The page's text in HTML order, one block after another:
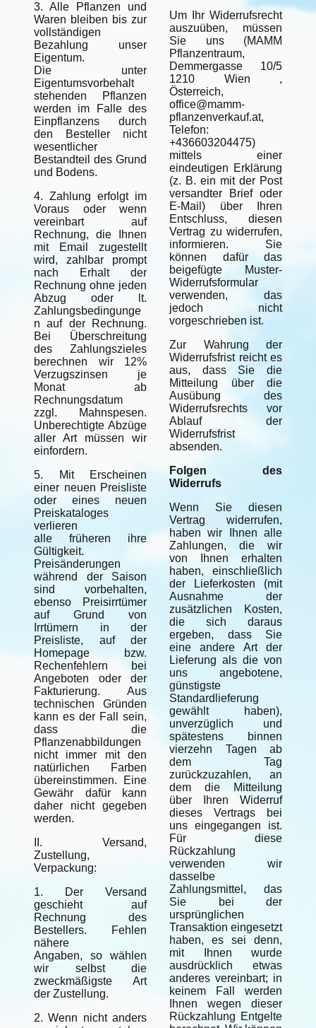
3. Alle Pflanzen und
Waren bleiben bis zur
vollständigen
Bezahlung unser
Eigentum.
Die unter
Eigentumsvorbehalt
stehenden Pflanzen
werden im Falle des
Einpflanzens durch
den Besteller nicht
wesentlicher
Bestandteil des Grund
und Bodens.
4. Zahlung erfolgt im
Voraus oder wenn
vereinbart auf
Rechnung, die Ihnen
mit Email zugestellt
wird, zahlbar prompt
nach Erhalt der
Rechnung ohne jeden
Abzug oder lt.
Zahlungsbedingunge
n auf der Rechnung.
Bei Überschreitung
des Zahlungszieles
berechnen wir 12%
Verzugszinsen je
Monat ab
Rechnungsdatum
zzgl. Mahnspesen.
Unberechtigte Abzüge
aller Art müssen wir
einfordern.
5. Mit Erscheinen
einer neuen Preisliste
oder eines neuen
Preiskataloges
verlieren
alle früheren ihre
Gültigkeit.
Preisänderungen
während der Saison
sind vorbehalten,
ebenso Preisirrtümer
auf Grund von
Irrtümern in der
Preisliste, auf der
Homepage bzw.
Rechenfehlern bei
Angeboten oder der
Fakturierung. Aus
technischen Gründen
kann es der Fall sein,
dass die
Pflanzenabbildungen
nicht immer mit den
natürlichen Farben
übereinstimmen. Eine
Gewähr dafür kann
daher nicht gegeben
werden.
II. Versand,
Zustellung,
Verpackung:
1. Der Versand
geschieht auf
Rechnung des
Bestellers. Fehlen
nähere
Angaben, so wählen
wir selbst die
zweckmäßigste Art
der Zustellung.
2. Wenn nicht anders
Um Ihr Widerrufsrecht
auszuüben, müssen
Sie uns (MAMM
Pflanzentraum,
Demmergasse 10/5
1210 Wien ,
Österreich,
office@mamm-
pflanzenverkauf.at,
Telefon:
+436603204475)
mittels einer
eindeutigen Erklärung
(z. B. ein mit der Post
versandter Brief oder
E-Mail) über Ihren
Entschluss, diesen
Vertrag zu widerrufen,
informieren. Sie
können dafür das
beigefügte Muster-
Widerrufsformular
verwenden, das
jedoch nicht
vorgeschrieben ist.
Zur Wahrung der
Widerrufsfrist reicht es
aus, dass Sie die
Mitteilung über die
Ausübung des
Widerrufsrechts vor
Ablauf der
Widerrufsfrist
absenden.
Folgen des
Widerrufs
Wenn Sie diesen
Vertrag widerrufen,
haben wir Ihnen alle
Zahlungen, die wir
von Ihnen erhalten
haben, einschließlich
der Lieferkosten (mit
Ausnahme der
zusätzlichen Kosten,
die sich daraus
ergeben, dass Sie
eine andere Art der
Lieferung als die von
uns angebotene,
günstigste
Standardlieferung
gewählt haben),
unverzüglich und
spätestens binnen
vierzehn Tagen ab
dem Tag
zurückzuzahlen, an
dem die Mitteilung
über Ihren Widerruf
dieses Vertrags bei
uns eingegangen ist.
Für diese
Rückzahlung
verwenden wir
dasselbe
Zahlungsmittel, das
Sie bei der
ursprünglichen
Transaktion eingesetzt
haben, es sei denn,
mit Ihnen wurde
ausdrücklich etwas
anderes vereinbart; in
keinem Fall werden
Ihnen wegen dieser
Rückzahlung Entgelte